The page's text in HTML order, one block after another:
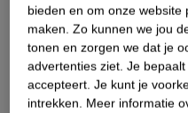
Nature Impact Score
Dit
Impact
Meer
bieden en om onze website
maken. Zo kunnen we jou
tonen en zorgen we dat je
advertenties ziet. Je
accepteert. Je kunt je
intrekken. Meer informatie